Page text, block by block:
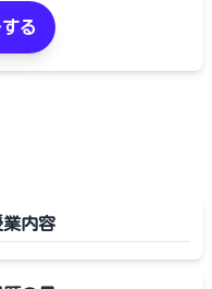
る
業内容